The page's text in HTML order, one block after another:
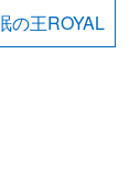
の王ROYAL